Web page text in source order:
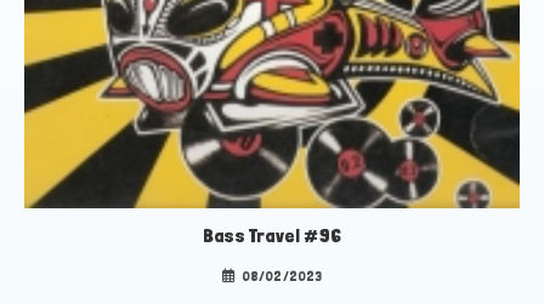
Bass Travel #96
08/02/2023